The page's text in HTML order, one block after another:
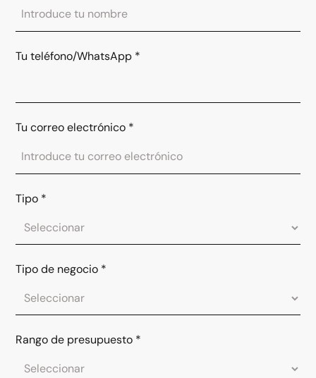
Tu teléfono/WhatsApp *
Tu correo electrónico *
Tipo *
Tipo de negocio *
Rango de presupuesto *